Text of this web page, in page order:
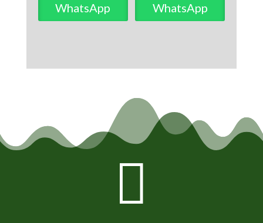
WhatsApp
WhatsApp
